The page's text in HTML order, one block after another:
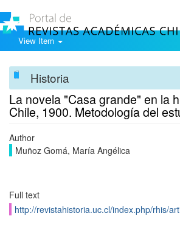
View Item
Historia
La novela "Casa grande" en la
Chile, 1900. Metodología del
Author
Muñoz Gomá, María Angélica
Full text
http://revistahistoria.uc.cl/index.php/rhis/